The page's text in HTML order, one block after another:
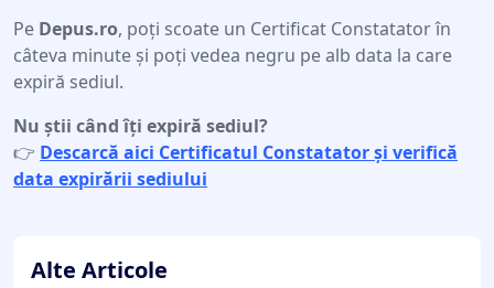
Pe Depus.ro, poți scoate un Certificat Constatator în
câteva minute și poți vedea negru pe alb data la care
expiră sediul.
Nu știi când îți expiră sediul?
👉 Descarcă aici Certificatul Constatator și verifică
data expirării sediului
Alte Articole